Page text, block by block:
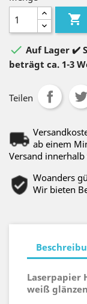

 Auf Lager ✔️
beträgt ca. 1-3
Teilen
ab einem
Versand
Woanders
Wir bieten
Laserpapier
weiß